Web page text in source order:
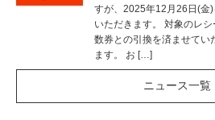
ニュース一覧
すが、2025年12月26日(金
いただきます。 対象のレ
数券との引換を済ませてい
ます。 お […]